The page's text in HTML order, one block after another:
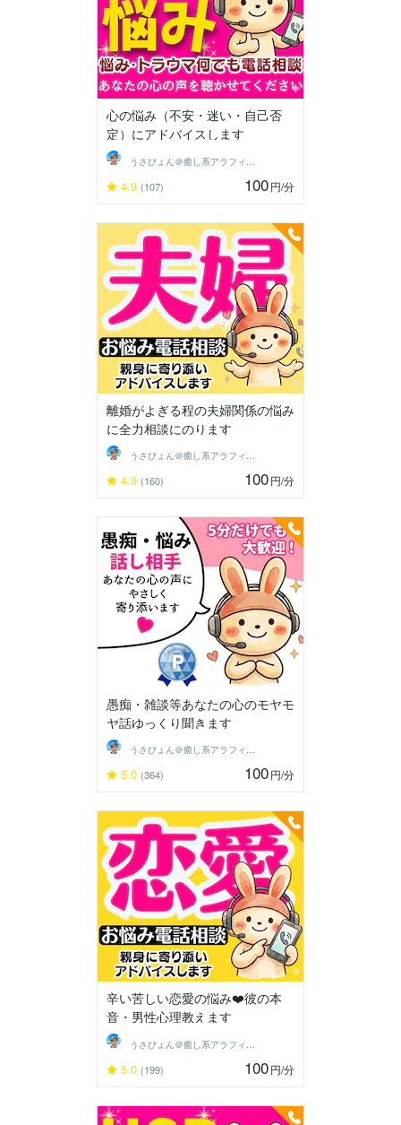
心の悩み（不安・迷い・自己否
定）にアドバイスします
4.9 (107) 100円/分
離婚がよぎる程の夫婦関係の悩み
に全力相談にのります
うさぴょん＠癒し系アラフィフ心寄り添い人
4.9 (160) 100円/分
愚痴・雑談等あなたの心のモヤモ
ヤ話ゆっくり聞きます
うさぴょん＠癒し系アラフィフ心寄り添い人
5.0 (364) 100円/分
辛い苦しい恋愛の悩み❤️彼の本
音・男性心理教えます
5.0 (199) 100円/分